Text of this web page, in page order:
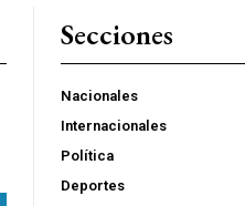
Secciones
Nacionales
Internacionales
Política
Deportes